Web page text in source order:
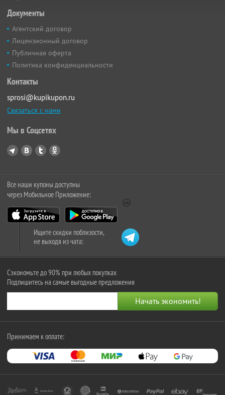
Документы
Агентский договор
Лицензионный договор
Публичная оферта
Политика конфиденциальности
Контакты
sprosi@kupikupon.ru
Связаться с нами
Мы в Соцсетях
Все наши купоны доступны
через Мобильное Приложение:
Ищите скидки поблизости,
не выходя из чата:
Сэкономьте до 90% при любых покупках
Подпишитесь на самые выгодные предложения
Принимаем к оплате: